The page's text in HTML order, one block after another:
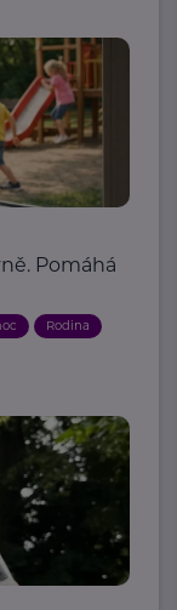
Pomáhá
Rodina